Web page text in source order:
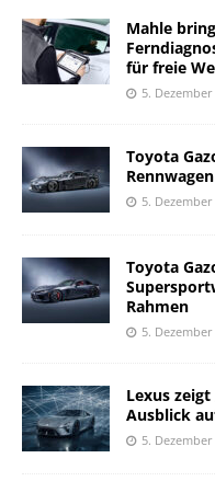
Mahle
für freie
5.
Toyota
5.
Toyota
Rahmen
5.
Lexus
Ausblick
5.